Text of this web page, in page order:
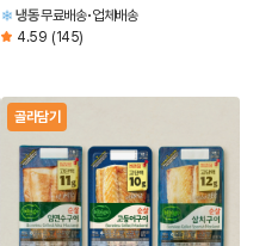
냉동무료배송 업체배송
4.59 (145)
골라담기